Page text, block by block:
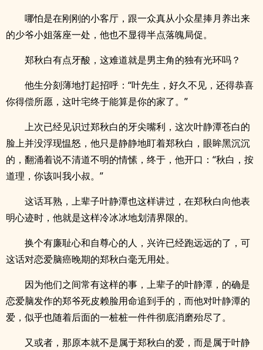
哪怕是在刚刚的小客厅，跟一众真从小众星捧月养出来
的少爷小姐落座一处，他也不显得半点落魄局促。
郑秋白有点牙酸，这难道就是男主角的独有光环吗？
他生分刻薄地打起招呼：“叶先生，好久不见，还得恭喜
你得偿所愿，这叶宅终于能算是你的家了。”
上次已经见识过郑秋白的牙尖嘴利，这次叶静潭苍白的
脸上并没浮现愠怒，他只是静静地盯着郑秋白，眼眸黑沉沉
的，翻涌着说不清道不明的情愫，终于，他开口：“秋白，按
道理，你该叫我小叔。”
这话耳熟，上辈子叶静潭也这样讲过，在郑秋白向他表
明心迹时，他就是这样冷冰冰地划清界限的。
换个有廉耻心和自尊心的人，兴许已经跑远远的了，可
这话对恋爱脑癌晚期的郑秋白毫无用处。
因为他们之间常有这样的事，上辈子的叶静潭，的确是
恋爱脑发作的郑爷死皮赖脸用命追到手的，而他对叶静潭的
爱，似乎也随着后面的一桩桩一件件彻底消磨殆尽了。
又或者，那原本就不是属于郑秋白的爱，而是属于叶静